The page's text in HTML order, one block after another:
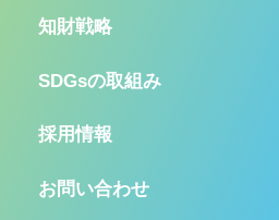
知財戦略
SDGsの取組み
採用情報
お問い合わせ